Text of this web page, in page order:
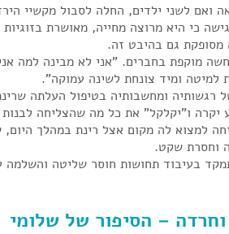
כי היא מרוצה מחייה, מאושרת
מסופקת גם בהיבט זה.
מוקפת בחברים. "אני לא מבינה למה
למיטה ומיד צונחת לשינה עמוקה".
רגשותיה ומחשבותיה בטיפול העלתה
ו"יקלקל" את כל מה שהצליחה לבנות
למצוא לה מקום אצל רינת במהלך
וחסרת שקט.
בעיבוד תחושות חוסר שליטה
– הסיפור של שלומי